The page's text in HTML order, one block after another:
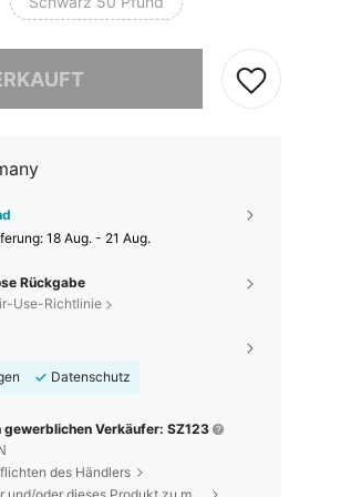
18 Aug. - 21 Aug.
Rückgabe
Use-Richtlinie
Datenschutz
Verkäufer: SZ123
des Händlers